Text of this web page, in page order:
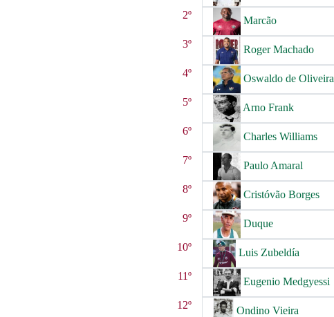
2º Marcão
3º Roger Machado
4º Oswaldo de Oliveira
5º Arno Frank
6º Charles Williams
7º Paulo Amaral
8º Cristóvão Borges
9º Duque
10º Luis Zubeldía
11º Eugenio Medgyessi
12º Ondino Vieira